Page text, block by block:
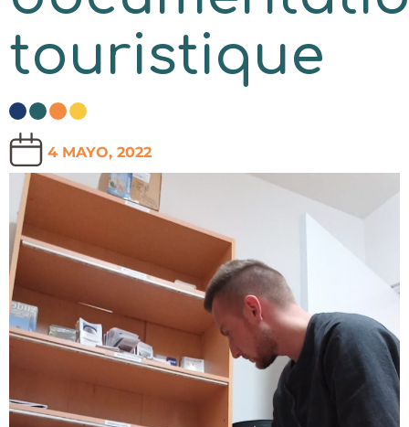
touristique
4 MAYO, 2022